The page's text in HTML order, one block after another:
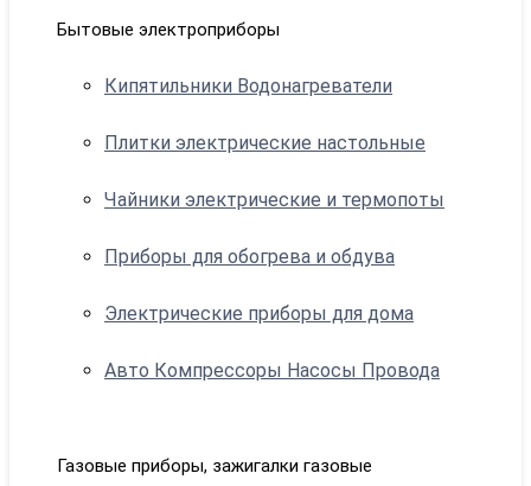
Бытовые электроприборы
Кипятильники Водонагреватели
Плитки электрические настольные
Чайники электрические и термопоты
Приборы для обогрева и обдува
Электрические приборы для дома
Авто Компрессоры Насосы Провода
Газовые приборы, зажигалки газовые